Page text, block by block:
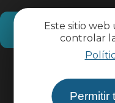
Este sitio web
controlar
Permitir
¿Cómo llegar?